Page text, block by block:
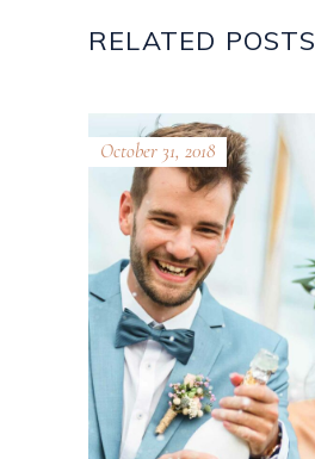
RELATED POSTS
October 31, 2018